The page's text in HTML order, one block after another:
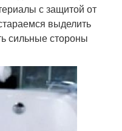
с защитой от
выделить
сильные стороны